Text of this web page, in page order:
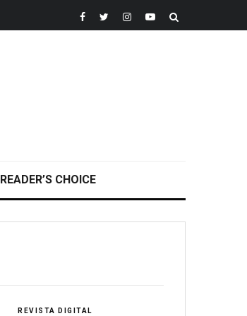
READER’S CHOICE
REVISTA DIGITAL